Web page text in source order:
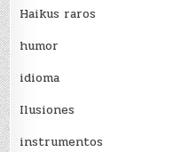
Haikus raros
humor
idioma
Ilusiones
instrumentos